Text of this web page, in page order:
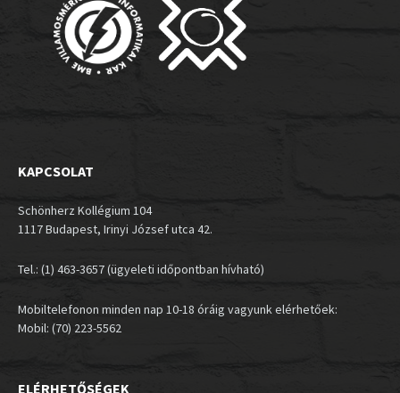
KAPCSOLAT
Schönherz Kollégium 104
1117 Budapest, Irinyi József utca 42.
Tel.: (1) 463-3657 (ügyeleti időpontban hívható)
Mobiltelefonon minden nap 10-18 óráig vagyunk elérhetőek:
Mobil: (70) 223-5562
ELÉRHETŐSÉGEK